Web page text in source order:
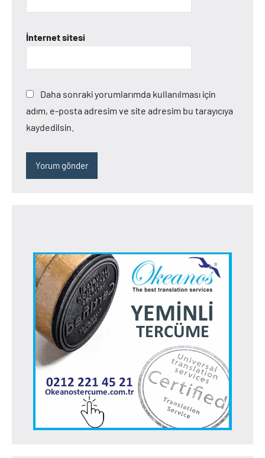
İnternet sitesi
Daha sonraki yorumlarımda kullanılması için
adım, e-posta adresim ve site adresim bu tarayıcıya
kaydedilsin.